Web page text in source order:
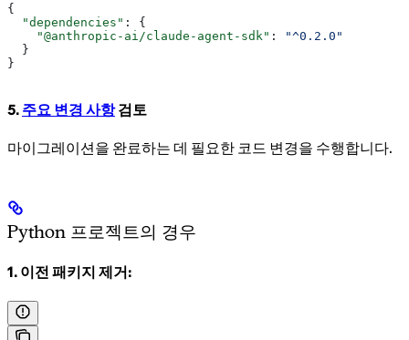
{
  "dependencies"
: {
    "@anthropic-ai/claude-agent-sdk"
:
"^0.2.0"
  }
}
5. 주요 변경 사항검토
마이그레이션을 완료하는 데 필요한 코드 변경을 수행합니다.
Python 프로젝트의 경우
1. 이전 패키지 제거: